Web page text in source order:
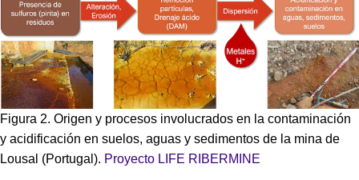
Figura 2. Origen y procesos involucrados en la contaminación
y acidificación en suelos, aguas y sedimentos de la mina de
Lousal (Portugal). Proyecto LIFE RIBERMINE